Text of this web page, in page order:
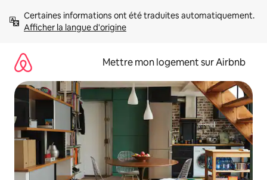
directement
Afficher la langue d'origine
Mettre mon logement sur Airbnb